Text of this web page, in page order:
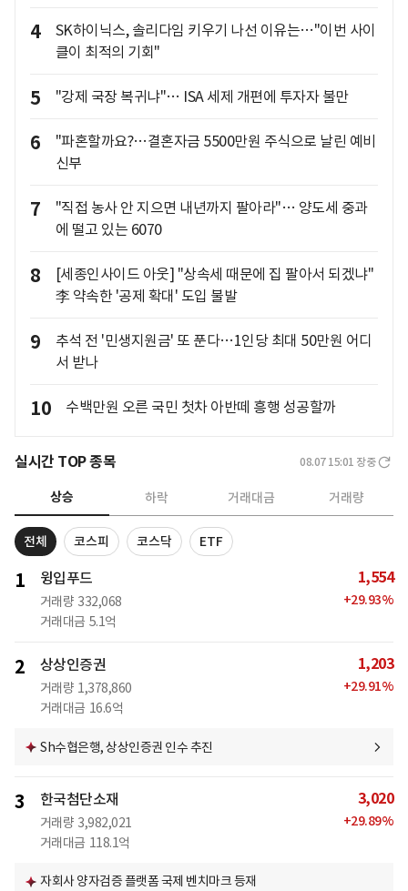
4
SK하이닉스, 솔리다임 키우기 나선 이유는…"이번 사이
클이 최적의 기회"
5 "강제 국장 복귀냐"… ISA 세제 개편에 투자자 불만
6
"파혼할까요?…결혼자금 5500만원 주식으로 날린 예비
신부
7
"직접 농사 안 지으면 내년까지 팔아라"… 양도세 중과
에 떨고 있는 6070
8
[세종인사이드 아웃] "상속세 때문에 집 팔아서 되겠냐"
李 약속한 '공제 확대' 도입 불발
9
추석 전 '민생지원금' 또 푼다…1인당 최대 50만원 어디
서 받나
10 수백만원 오른 국민 첫차 아반떼 흥행 성공할까
실시간 TOP 종목 08.07 15:01 장중
상승 하락 거래대금 거래량
전체 코스피 코스닥 ETF
1 윙입푸드
거래량 332,068
거래대금 5.1억
1,554
+29.93%
2 상상인증권
거래량 1,378,860
거래대금 16.6억
1,203
+29.91%
Sh수협은행, 상상인증권 인수 추진
3 한국첨단소재
거래량 3,982,021
거래대금 118.1억
3,020
+29.89%
자회사 양자검증 플랫폼 국제 벤치마크 등재